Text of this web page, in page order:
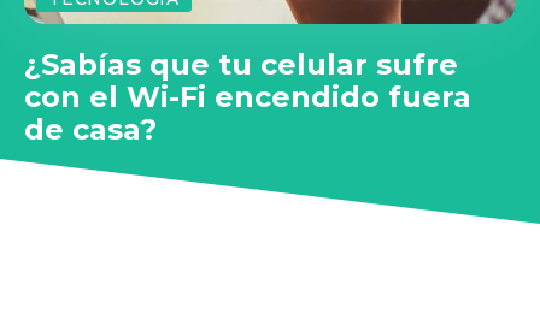
¿Sabías que tu celular sufre
con el Wi-Fi encendido fuera
de casa?